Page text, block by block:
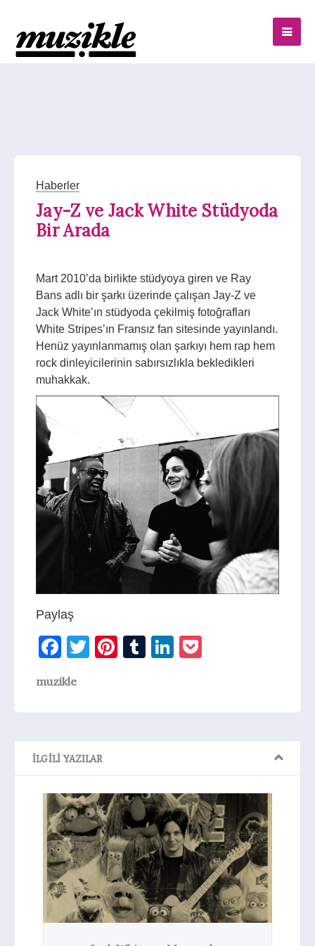
Haberler
Jay-Z ve Jack White Stüdyoda
Bir Arada
Mart 2010’da birlikte stüdyoya giren ve Ray
Bans adlı bir şarkı üzerinde çalışan Jay-Z ve
Jack White’ın stüdyoda çekilmiş fotoğrafları
White Stripes’ın Fransız fan sitesinde yayınlandı.
Henüz yayınlanmamış olan şarkıyı hem rap hem
rock dinleyicilerinin sabırsızlıkla bekledikleri
muhakkak.
Paylaş
Facebook
TwitterPinterest
TumblrLinkedIn
muzikle
İLGILI YAZILAR
Jack White Sekiz Yıl Sonra
Madison Square Garden’da
Haberler